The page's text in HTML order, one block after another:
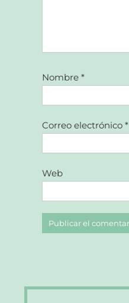
Nombre*
Correo electrónico*
Web